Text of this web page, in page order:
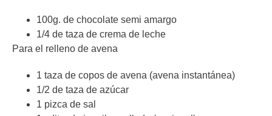
100g. de chocolate semi amargo
1/4 de taza de crema de leche
Para el relleno de avena
1 taza de copos de avena (avena instantánea)
1/2 de taza de azúcar
1 pizca de sal